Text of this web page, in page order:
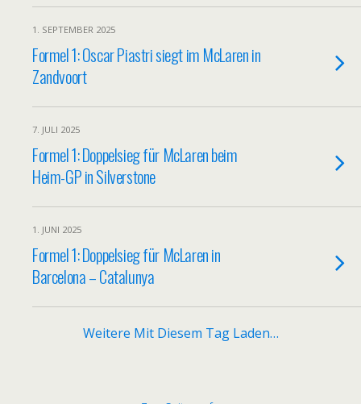
1. SEPTEMBER 2025
Formel 1: Oscar Piastri siegt im McLaren in
Zandvoort
7. JULI 2025
Formel 1: Doppelsieg für McLaren beim
Heim-GP in Silverstone
1. JUNI 2025
Formel 1: Doppelsieg für McLaren in
Barcelona – Catalunya
Weitere Mit Diesem Tag Laden…